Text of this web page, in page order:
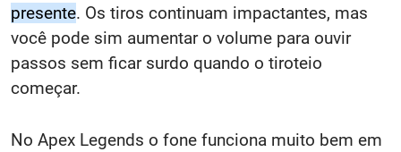
presente. Os tiros continuam impactantes, mas
você pode sim aumentar o volume para ouvir
passos sem ficar surdo quando o tiroteio
começar.
No Apex Legends o fone funciona muito bem em